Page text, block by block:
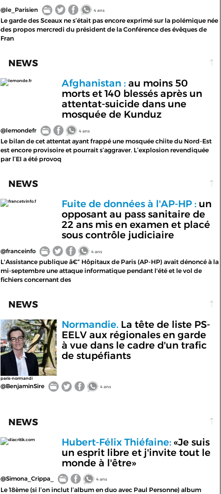
@le_Parisien 4 ans
Le garde des Sceaux ne s’était pas encore exprimé sur la polémique née
des propos mercredi du président de la Conférence des évêques de
Fran
NEWS
lemonde.fr Afghanistan :au moins 50
morts et 140 blessés après un
attentat-suicide dans une
mosquée de Kunduz
@lemondefr 4 ans
Le bilan de cet attentat ayant frappé une mosquée chiite du Nord-Est
est encore provisoire et pourrait s’aggraver. L’explosion revendiquée
par l’EI a été provoq
NEWS
francetvinfo.f Fuite de données à l'AP-HP :un
opposant au pass sanitaire de
22 ans mis en examen et placé
sous contrôle judiciaire
@franceinfo 4 ans
L'Assistance publique â€“ Hôpitaux de Paris (AP-HP) avait dénoncé à la
mi-septembre une attaque informatique pendant l'été et le vol de
fichiers concernant des
NEWS
paris-normandi
Normandie.La tête de liste PS-
EELV aux régionales en garde
à vue dans le cadre d'un trafic
de stupéfiants
@BenjaminSire 4 ans
NEWS
diacritik.com Hubert-Félix Thiéfaine:«Je suis
un esprit libre et j'invite tout le
monde à l'être»
@Simona_Crippa_ 4 ans
Le 18ème (si l’on inclut l’album en duo avec Paul Personne) album